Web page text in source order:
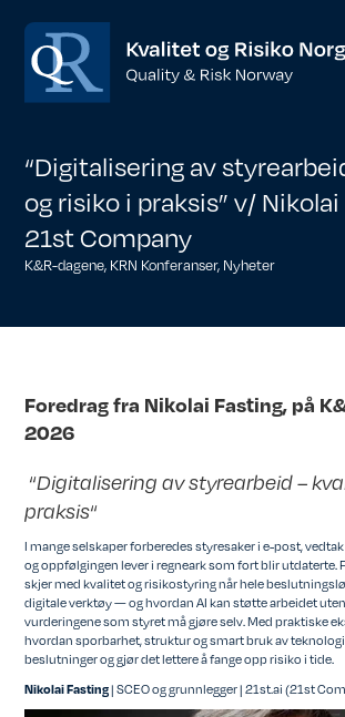
“Digitalisering av
og risiko i praksis” v/
21st Company
K&R-dagene, KRN Konferanser, Nyheter
Foredrag fra Nikolai Fasting, på
2026
“Digitalisering av styrearbeid –
praksis“
I mange selskaper forberedes styresaker i e-post,
og oppfølgingen lever i regneark som fort blir utdaterte.
skjer med kvalitet og risikostyring når hele
digitale verktøy — og hvordan AI kan støtte arbeidet
vurderingene som styret må gjøre selv. Med praktiske
hvordan sporbarhet, struktur og smart bruk av
beslutninger og gjør det lettere å fange opp risiko i tide.
Nikolai Fasting| SCEO og grunnlegger |21st.ai(21st